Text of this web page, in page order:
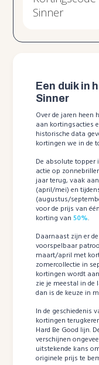
Een duik in
Sinner
Over de jaren heen
aan kortingsacties
historische data
kortingen we in de
De absolute topper
actie op
jaar terug, vaak
(april/mei) en
(augustus/
voor de prijs van
korting van50%.
Daarnaast zijn er
voorspelbaar
maart/april met
zomercollectie in
kortingen wordt
zie je meestal in
dan is de keuze in
In de geschiedenis
kortingen
Hard Be Good lijn.
verschijnen
uitstekende kans
originele prijs te